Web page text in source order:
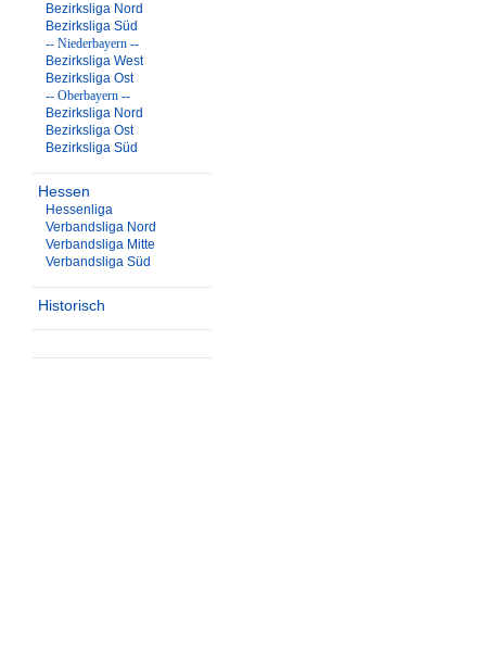
Bezirksliga Nord
Bezirksliga Süd
-- Niederbayern --
Bezirksliga West
Bezirksliga Ost
-- Oberbayern --
Bezirksliga Nord
Bezirksliga Ost
Bezirksliga Süd
Hessen
Hessenliga
Verbandsliga Nord
Verbandsliga Mitte
Verbandsliga Süd
Historisch